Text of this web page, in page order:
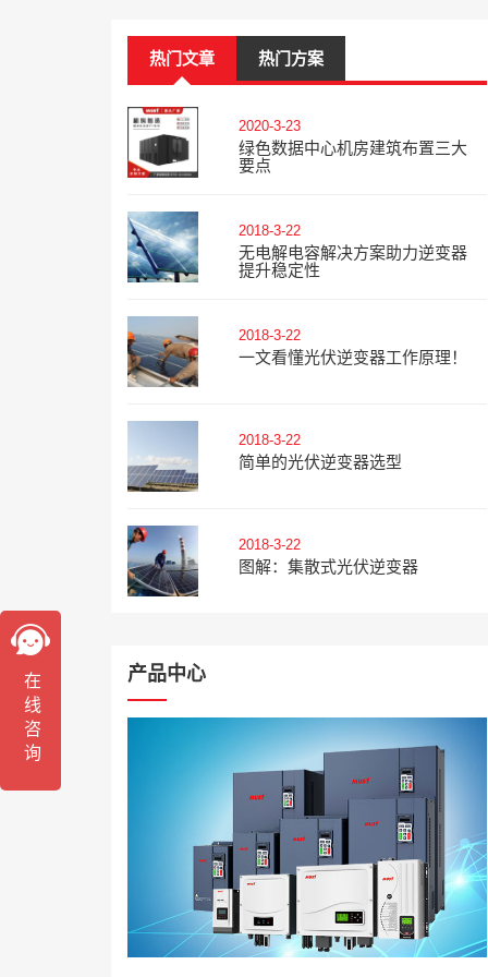
热门文章 热门方案
2020-3-23
绿色数据中心机房建筑布置三大
要点
2018-3-22
无电解电容解决方案助力逆变器
提升稳定性
2018-3-22
一文看懂光伏逆变器工作原理！
2018-3-22
简单的光伏逆变器选型
2018-3-22
图解：集散式光伏逆变器
产品中心
在线咨询